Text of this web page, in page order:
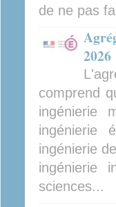
de ne pas
2026
comprend
ingénierie
ingénierie
ingénierie
ingénierie
sciences...